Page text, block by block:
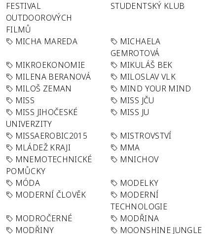
FESTIVAL
OUTDOOROVÝCH
FILMŮ
STUDENTSKÝ KLUB
MICHA MAREDA
MICHAELA
GEMROTOVÁ
MIKROEKONOMIE
MIKULÁŠ BEK
MILENA BERANOVÁ
MILOSLAV VLK
MILOŠ ZEMAN
MIND YOUR MIND
MISS
MISS JČU
MISS JIHOČESKÉ
UNIVERZITY
MISS JU
MISSAEROBIC2015
MISTROVSTVÍ
MLÁDEŽ KRAJI
MMA
MNEMOTECHNICKÉ
POMŮCKY
MNICHOV
MÓDA
MODELKY
MODERNÍ ČLOVĚK
MODERNÍ
TECHNOLOGIE
MODROČERNÉ
MODŘINA
MODŘINY
MOONSHINE JUNGLE